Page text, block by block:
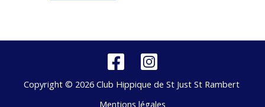
Copyright © 2026 Club Hippique de St Just St Rambert
Mentions légales